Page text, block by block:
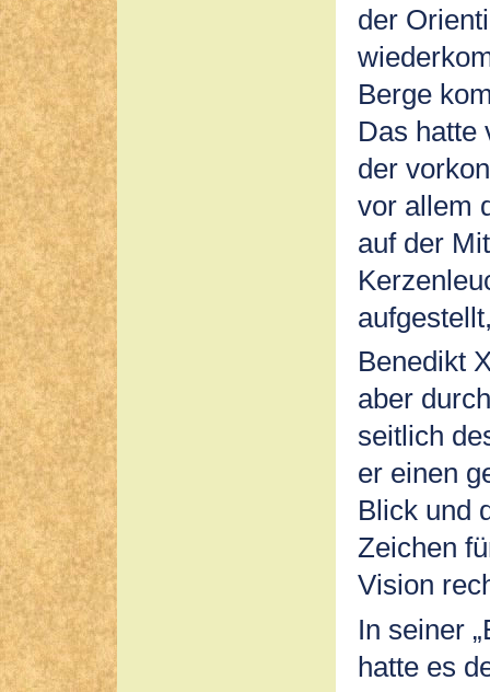
der
Berge
Das hatte
der
vor allem
auf der
Benedikt
aber
seitlich
er einen
Blick und
Zeichen
Vision
In seiner
hatte es